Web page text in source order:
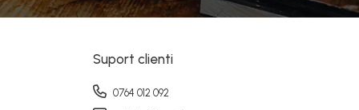
Suport clienti
0764 012 092